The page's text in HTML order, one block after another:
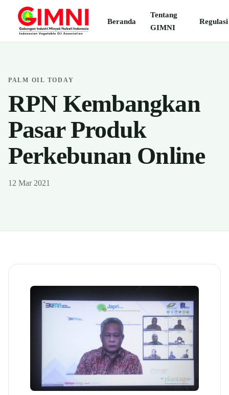
Beranda
Tentang
GIMNI
Regulasi
PALM OIL TODAY
RPN Kembangkan
Pasar Produk
Perkebunan Online
12 Mar 2021